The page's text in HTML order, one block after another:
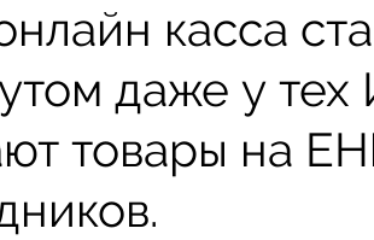
касса
даже у
товары на